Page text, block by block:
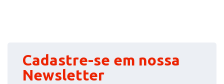
Cadastre-se em nossa
Newsletter